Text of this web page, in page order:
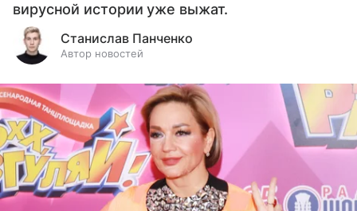
вирусной истории уже выжат.
Станислав Панченко
Автор новостей